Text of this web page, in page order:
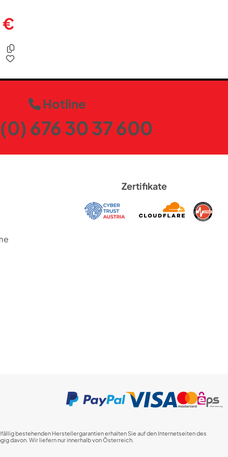
22
€
Hotline
676 30 37 600
Zertifikate
bestehenden Herstellergarantien erhalten Sie auf den Internetseiten des
davon. Wir liefern nur innerhalb von Österreich.